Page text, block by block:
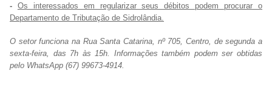
- Os interessados em regularizar seus débitos podem procurar o
Departamento de Tributação de Sidrolândia.
O setor funciona na Rua Santa Catarina, nº 705, Centro, de segunda a
sexta-feira, das 7h às 15h. Informações também podem ser obtidas
pelo WhatsApp (67) 99673-4914.